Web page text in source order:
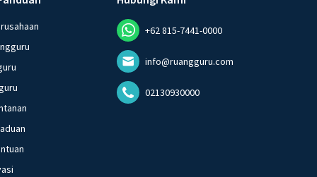
+62 815-7441-0000
info@ruangguru.com
02130930000